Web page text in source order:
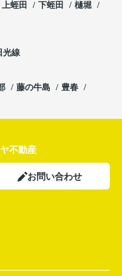
上蛭田 下蛭田
樋堀
光線
藤の牛島
豊春
不動産
お問い合わせ